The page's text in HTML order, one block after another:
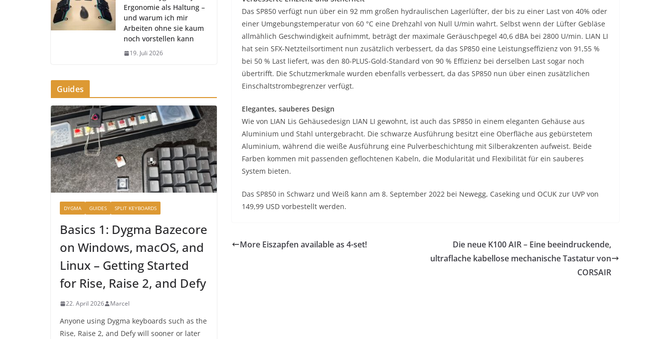
Das SP850 verfügt nun über ein 92 mm großen hydraulischen Lagerlüfter, der bis zu einer Last von 40% oder
einer Umgebungstemperatur von 60 °C eine Drehzahl von Null U/min wahrt. Selbst wenn der Lüfter Gebläse
allmählich Geschwindigkeit aufnimmt, beträgt der maximale Geräuschpegel 40,6 dBA bei 2800 U/min. LIAN LI
hat sein SFX-Netzteilsortiment nun zusätzlich verbessert, da das SP850 eine Leistungseffizienz von 91,55 %
bei 50 % Last liefert, was den 80-PLUS-Gold-Standard von 90 % Effizienz bei derselben Last sogar noch
übertrifft. Die Schutzmerkmale wurden ebenfalls verbessert, da das SP850 nun über einen zusätzlichen
Einschaltstrombegrenzer verfügt.
Elegantes, sauberes Design
Wie von LIAN Lis Gehäusedesign LIAN LI gewohnt, ist auch das SP850 in einem eleganten Gehäuse aus
Aluminium und Stahl untergebracht. Die schwarze Ausführung besitzt eine Oberfläche aus gebürstetem
Aluminium, während die weiße Ausführung eine Pulverbeschichtung mit Silberakzenten aufweist. Beide
Farben kommen mit passenden geflochtenen Kabeln, die Modularität und Flexibilität für ein sauberes
System bieten.
Das SP850 in Schwarz und Weiß kann am 8. September 2022 bei Newegg, Caseking und OCUK zur UVP von
149,99 USD vorbestellt werden.
More Eiszapfen available as 4-set!
Die neue K100 AIR – Eine beeindruckende,
ultraflache kabellose mechanische Tastatur von
CORSAIR
Ergonomie als Haltung –
und warum ich mir
Arbeiten ohne sie kaum
noch vorstellen kann
19. Juli 2026
Guides
DYGMA GUIDES SPLIT KEYBOARDS
Basics 1: Dygma Bazecore
on Windows, macOS, and
Linux – Getting Started
for Rise, Raise 2, and Defy
22. April 2026 Marcel
Anyone using Dygma keyboards such as the
Rise, Raise 2, and Defy will sooner or later